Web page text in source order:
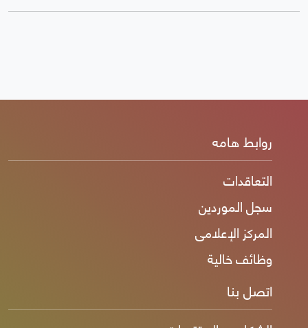
روابط هامه
التعاقدات
سجل الموردين
المركز الإعلامى
وظائف خالية
اتصل بنا